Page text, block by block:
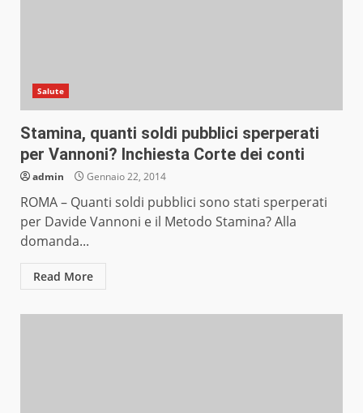
Salute
Stamina, quanti soldi pubblici sperperati
per Vannoni? Inchiesta Corte dei conti
admin Gennaio 22, 2014
ROMA – Quanti soldi pubblici sono stati sperperati
per Davide Vannoni e il Metodo Stamina? Alla
domanda...
Read More